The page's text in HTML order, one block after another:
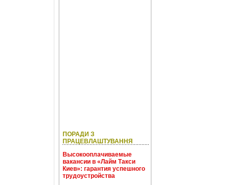
ПОРАДИ З
ПРАЦЕВЛАШТУВАННЯ
Высокооплачиваемые
вакансии в «Лайм Такси
Киев»: гарантия успешного
трудоустройства